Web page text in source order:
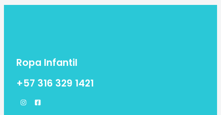
Ropa Infantil
+57 316 329 1421